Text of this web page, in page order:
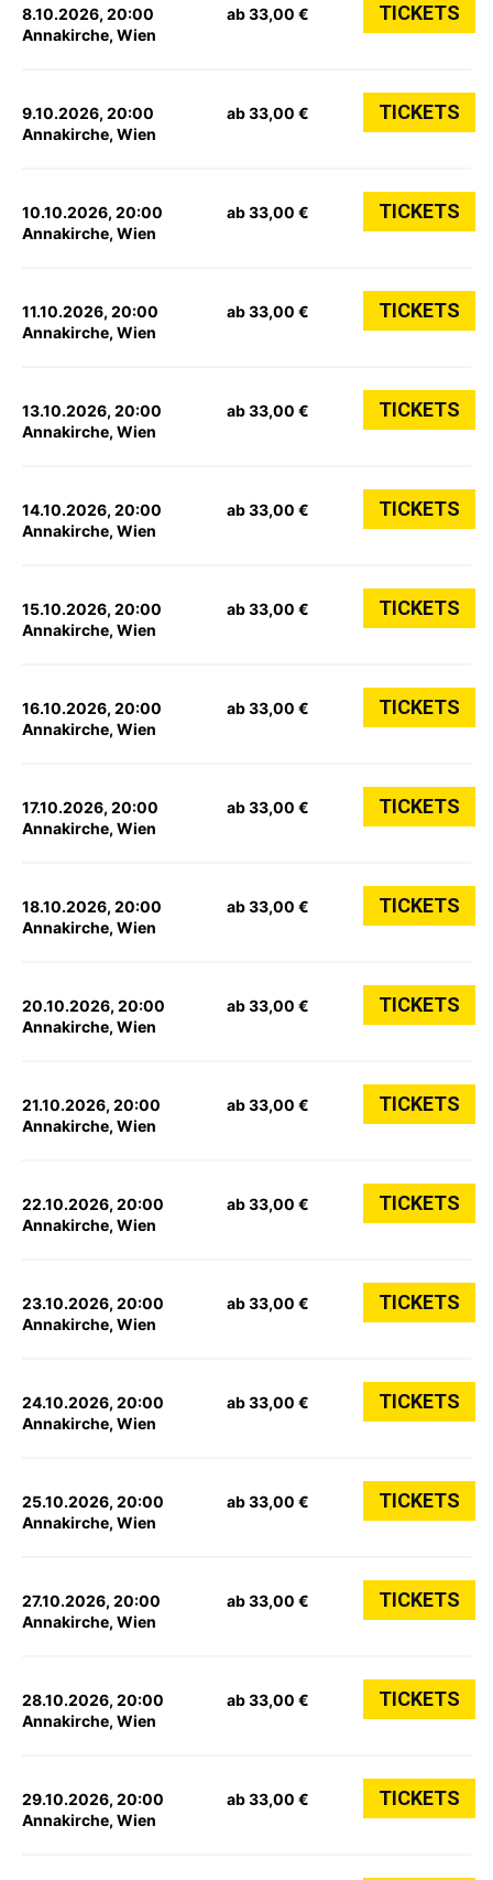
8.10.2026, 20:00
Annakirche, Wien
ab 33,00 € TICKETS
9.10.2026, 20:00
Annakirche, Wien
ab 33,00 € TICKETS
10.10.2026, 20:00
Annakirche, Wien
ab 33,00 € TICKETS
11.10.2026, 20:00
Annakirche, Wien
ab 33,00 € TICKETS
13.10.2026, 20:00
Annakirche, Wien
ab 33,00 € TICKETS
14.10.2026, 20:00
Annakirche, Wien
ab 33,00 € TICKETS
15.10.2026, 20:00
Annakirche, Wien
ab 33,00 € TICKETS
16.10.2026, 20:00
Annakirche, Wien
ab 33,00 € TICKETS
17.10.2026, 20:00
Annakirche, Wien
ab 33,00 € TICKETS
18.10.2026, 20:00
Annakirche, Wien
ab 33,00 € TICKETS
20.10.2026, 20:00
Annakirche, Wien
ab 33,00 € TICKETS
21.10.2026, 20:00
Annakirche, Wien
ab 33,00 € TICKETS
22.10.2026, 20:00
Annakirche, Wien
ab 33,00 € TICKETS
23.10.2026, 20:00
Annakirche, Wien
ab 33,00 € TICKETS
24.10.2026, 20:00
Annakirche, Wien
ab 33,00 € TICKETS
25.10.2026, 20:00
Annakirche, Wien
ab 33,00 € TICKETS
27.10.2026, 20:00
Annakirche, Wien
ab 33,00 € TICKETS
28.10.2026, 20:00
Annakirche, Wien
ab 33,00 € TICKETS
29.10.2026, 20:00
Annakirche, Wien
ab 33,00 € TICKETS